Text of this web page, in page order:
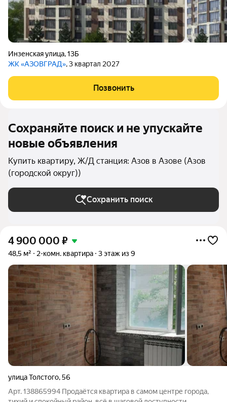
Инзенская улица,13Б
ЖК «АЗОВГРАД», 3 квартал 2027
Позвонить
Сохраняйте поиск и не упускайте
новые объявления
Купить квартиру, Ж/Д станция: Азов в Азове (Азов
(городской округ))
Сохранить поиск
4 900 000 ₽
48,5 м² 2-комн. квартира 3 этаж из 9
улица Толстого,56
Арт. 138865994 Продаётся квартира в самом центре города,